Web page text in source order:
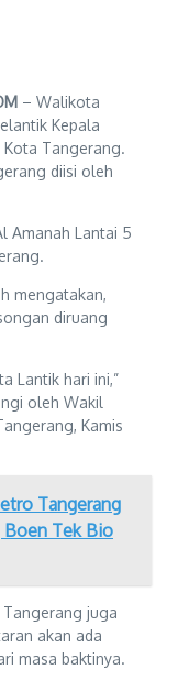
– Walikota
Kepala
Kota Tangerang.
diisi oleh
Amanah Lantai 5
mengatakan,
diruang
Lantik hari ini,”
oleh Wakil
Kamis
Tangerang
Boen Tek Bio
juga
akan ada
masa baktinya.